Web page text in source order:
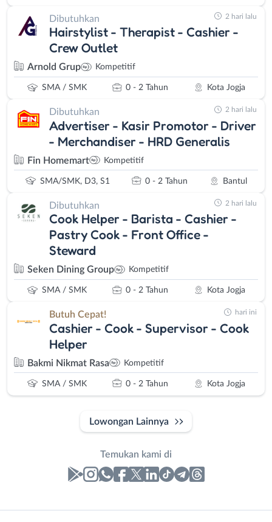
Dibutuhkan
Hairstylist - Therapist - Cashier -
Crew Outlet
Arnold Grup Kompetitif
SMA / SMK 0 - 2 Tahun Kota Jogja
2 hari lalu
Dibutuhkan
Advertiser - Kasir Promotor - Driver
- Merchandiser - HRD Generalis
Fin Homemart Kompetitif
SMA/SMK, D3, S1 0 - 2 Tahun Bantul
2 hari lalu
Dibutuhkan
Cook Helper - Barista - Cashier -
Pastry Cook - Front Office -
Steward
Seken Dining Group Kompetitif
SMA / SMK 0 - 2 Tahun Kota Jogja
2 hari lalu
Butuh Cepat!
Cashier - Cook - Supervisor - Cook
Helper
Bakmi Nikmat Rasa Kompetitif
SMA / SMK 0 - 2 Tahun Kota Jogja
hari ini
Lowongan Lainnya
Temukan kami di